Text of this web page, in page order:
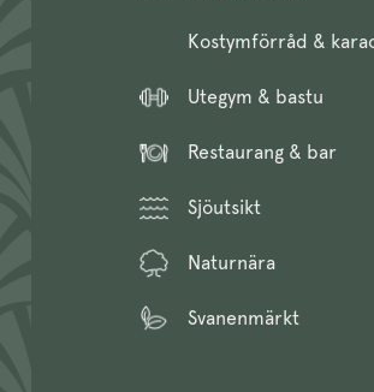
Kostymförråd &
Utegym & bastu
Restaurang & bar
Sjöutsikt
Naturnära
Svanenmärkt